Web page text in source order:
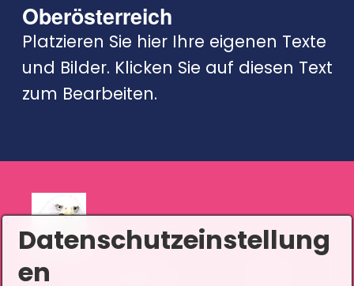
Oberösterreich
Platzieren Sie hier Ihre eigenen Texte
und Bilder. Klicken Sie auf diesen Text
zum Bearbeiten.
Datenschutzeinstellung
en